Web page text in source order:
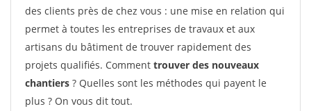
des clients près de chez vous : une mise en relation qui
permet à toutes les entreprises de travaux et aux
artisans du bâtiment de trouver rapidement des
projets qualifiés. Comment trouver des nouveaux
chantiers ? Quelles sont les méthodes qui payent le
plus ? On vous dit tout.